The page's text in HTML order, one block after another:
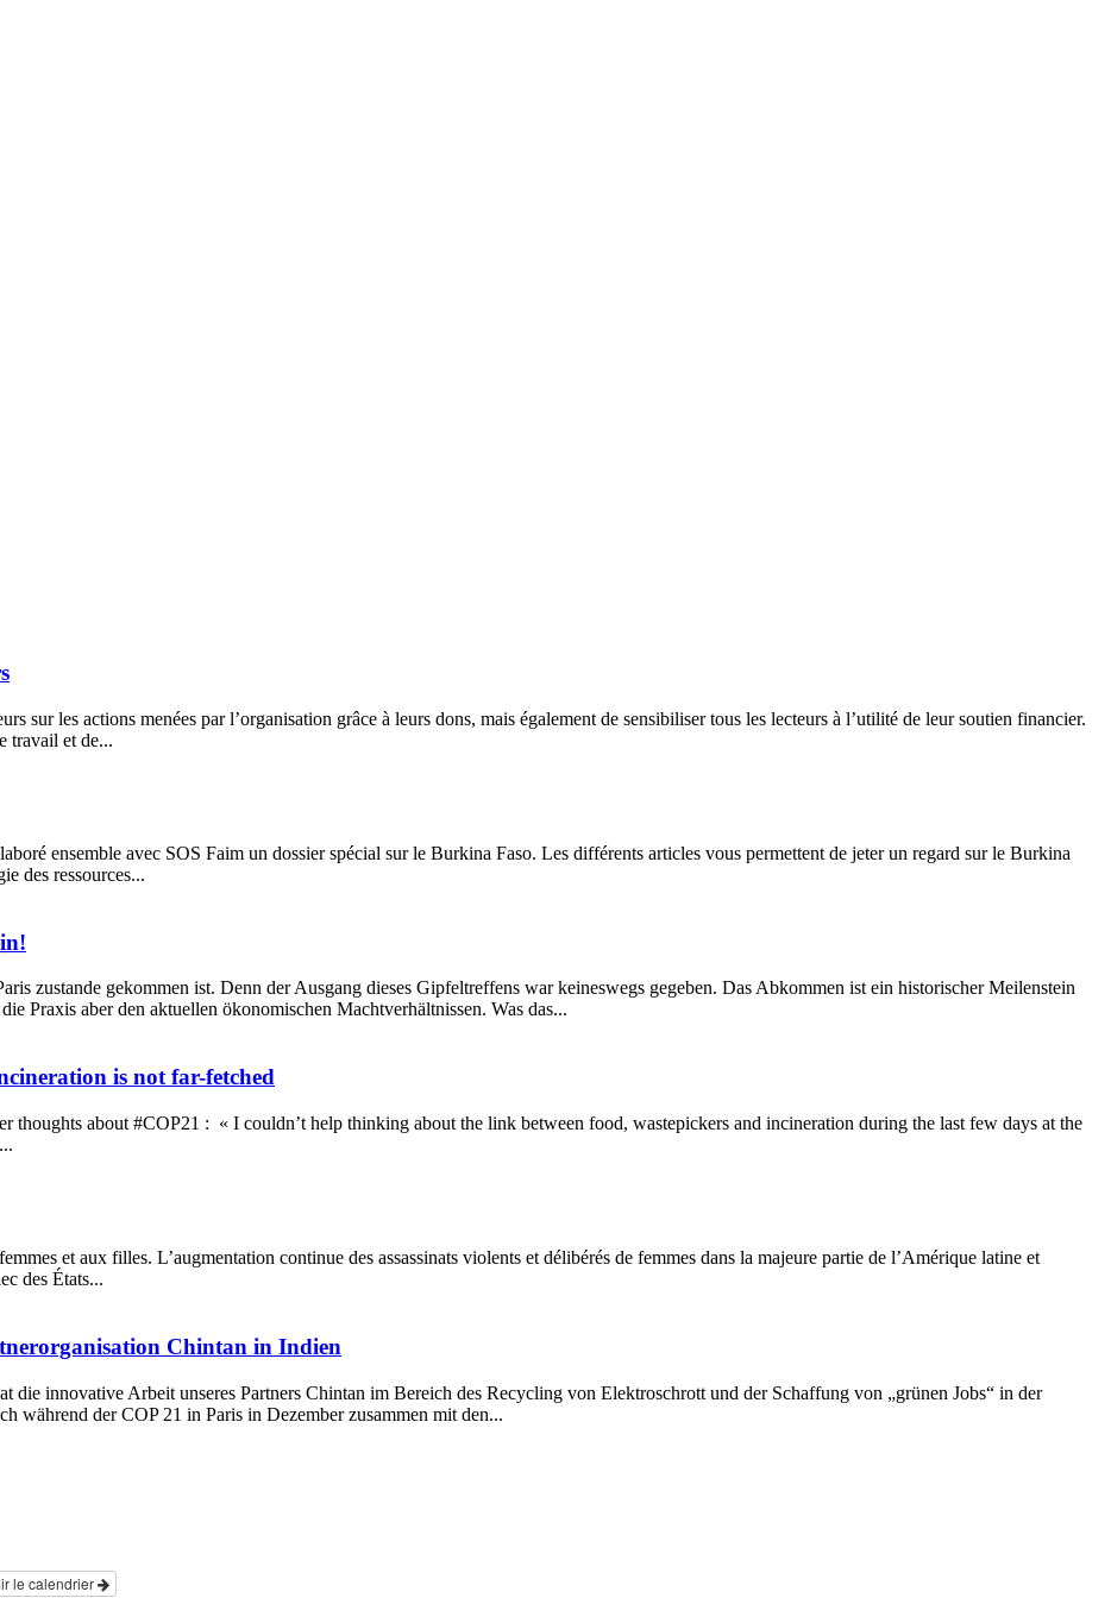
sur les actions menées par l’organisation grâce à leurs dons, mais également de sensibiliser tous les lecteurs à l’utilité de leur soutien financier.
travail et de...
ensemble avec SOS Faim un dossier spécial sur le Burkina Faso. Les différents articles vous permettent de jeter un regard sur le Burkina
des ressources...
zustande gekommen ist. Denn der Ausgang dieses Gipfeltreffens war keineswegs gegeben. Das Abkommen ist ein historischer Meilenstein
Praxis aber den aktuellen ökonomischen Machtverhältnissen. Was das...
is not far-fetched
thoughts about #COP21 : « I couldn’t help thinking about the link between food, wastepickers and incineration during the last few days at the
et aux filles. L’augmentation continue des assassinats violents et délibérés de femmes dans la majeure partie de l’Amérique latine et
des États...
Chintan in Indien
innovative Arbeit unseres Partners Chintan im Bereich des Recycling von Elektroschrott und der Schaffung von „grünen Jobs“ in der
während der COP 21 in Paris in Dezember zusammen mit den...
le calendrier